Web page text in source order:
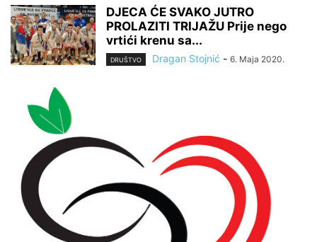
DJECA ĆE SVAKO JUTRO
PROLAZITI TRIJAŽU Prije nego
vrtići krenu sa...
DRUŠTVO Dragan Stojnić - 6. Maja 2020.